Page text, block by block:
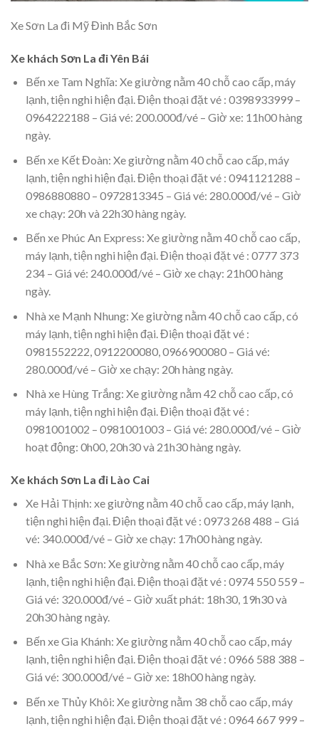
Xe Sơn La đi Mỹ Đình Bắc Sơn
Xe khách Sơn La đi Yên Bái
Bến xe Tam Nghĩa: Xe giường nằm 40 chỗ cao cấp, máy
lạnh, tiện nghi hiện đại. Điện thoại đặt vé : 0398933999 –
0964222188 – Giá vé: 200.000đ/vé – Giờ xe: 11h00 hàng
ngày.
Bến xe Kết Đoàn: Xe giường nằm 40 chỗ cao cấp, máy
lạnh, tiện nghi hiện đại. Điện thoại đặt vé : 0941121288 –
0986880880 – 0972813345 – Giá vé: 280.000đ/vé – Giờ
xe chạy: 20h và 22h30 hàng ngày.
Bến xe Phúc An Express: Xe giường nằm 40 chỗ cao cấp,
máy lạnh, tiện nghi hiện đại. Điện thoại đặt vé : 0777 373
234 – Giá vé: 240.000đ/vé – Giờ xe chạy: 21h00 hàng
ngày.
Nhà xe Mạnh Nhung: Xe giường nằm 40 chỗ cao cấp, có
máy lạnh, tiện nghi hiện đại. Điện thoại đặt vé :
0981552222, 0912200080, 0966900080 – Giá vé:
280.000đ/vé – Giờ xe chạy: 20h hàng ngày.
Nhà xe Hùng Trắng: Xe giường nằm 42 chỗ cao cấp, có
máy lạnh, tiện nghi hiện đại. Điện thoại đặt vé :
0981001002 – 0981001003 – Giá vé: 280.000đ/vé – Giờ
hoạt động: 0h00, 20h30 và 21h30 hàng ngày.
Xe khách Sơn La đi Lào Cai
Xe Hải Thịnh: xe giường nằm 40 chỗ cao cấp, máy lạnh,
tiện nghi hiện đại. Điện thoại đặt vé : 0973 268 488 – Giá
vé: 340.000đ/vé – Giờ xe chạy: 17h00 hàng ngày.
Nhà xe Bắc Sơn: Xe giường nằm 40 chỗ cao cấp, máy
lạnh, tiện nghi hiện đại. Điện thoại đặt vé : 0974 550 559 –
Giá vé: 320.000đ/vé – Giờ xuất phát: 18h30, 19h30 và
20h30 hàng ngày.
Bến xe Gia Khánh: Xe giường nằm 40 chỗ cao cấp, máy
lạnh, tiện nghi hiện đại. Điện thoại đặt vé : 0966 588 388 –
Giá vé: 300.000đ/vé – Giờ xe: 18h00 hàng ngày.
Bến xe Thủy Khôi: Xe giường nằm 38 chỗ cao cấp, máy
lạnh, tiện nghi hiện đại. Điện thoại đặt vé : 0964 667 999 –